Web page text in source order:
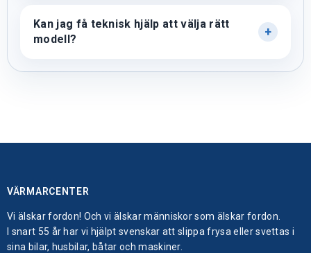
Kan jag få teknisk hjälp att välja rätt
modell?
VÄRMARCENTER
Vi älskar fordon! Och vi älskar människor som älskar fordon.
I snart 55 år har vi hjälpt svenskar att slippa frysa eller svettas i
sina bilar, husbilar, båtar och maskiner.